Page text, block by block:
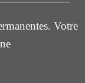
Votre